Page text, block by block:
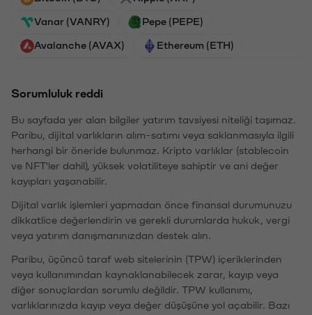
Vanar (VANRY) Pepe (PEPE)
Avalanche (AVAX) Ethereum (ETH)
Sorumluluk reddi
Bu sayfada yer alan bilgiler yatırım tavsiyesi niteliği taşımaz.
Paribu, dijital varlıkların alım-satımı veya saklanmasıyla ilgili
herhangi bir öneride bulunmaz. Kripto varlıklar (stablecoin
ve NFT'ler dahil), yüksek volatiliteye sahiptir ve ani değer
kayıpları yaşanabilir.
Dijital varlık işlemleri yapmadan önce finansal durumunuzu
dikkatlice değerlendirin ve gerekli durumlarda hukuk, vergi
veya yatırım danışmanınızdan destek alın.
Paribu, üçüncü taraf web sitelerinin (TPW) içeriklerinden
veya kullanımından kaynaklanabilecek zarar, kayıp veya
diğer sonuçlardan sorumlu değildir. TPW kullanımı,
varlıklarınızda kayıp veya değer düşüşüne yol açabilir. Bazı